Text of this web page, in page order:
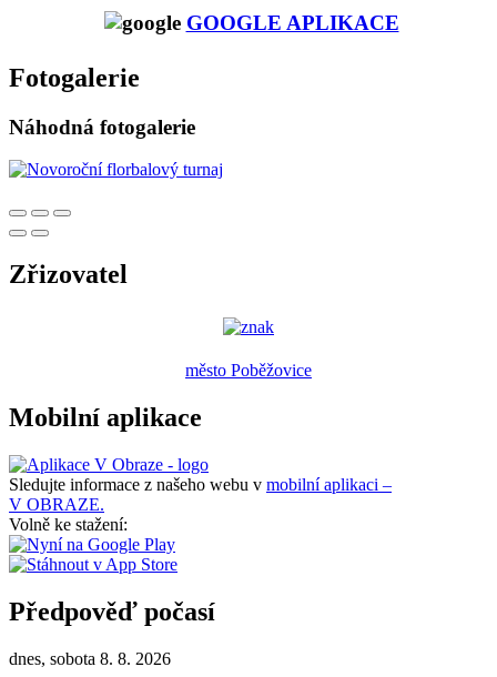
GOOGLE APLIKACE
Fotogalerie
Náhodná fotogalerie
Zřizovatel
město Poběžovice
Mobilní aplikace
Sledujte informace z našeho webu v mobilní aplikaci –
V OBRAZE.
Volně ke stažení:
Předpověď počasí
dnes, sobota 8. 8. 2026